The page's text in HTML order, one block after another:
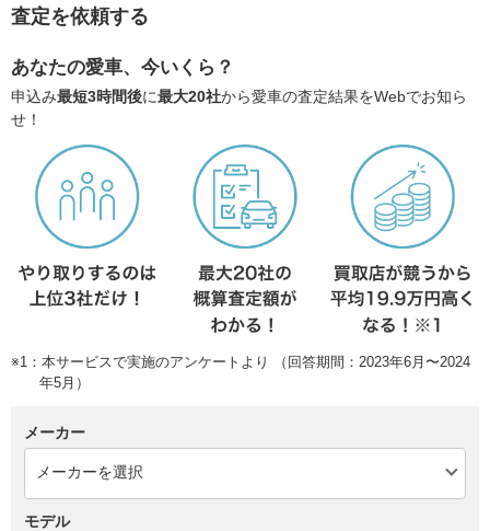
査定を依頼する
あなたの愛車、今いくら？
申込み最短3時間後に最大20社から愛車の査定結果をWebでお知ら
せ！
※1：本サービスで実施のアンケートより （回答期間：2023年6月〜2024
年5月）
メーカー
モデル